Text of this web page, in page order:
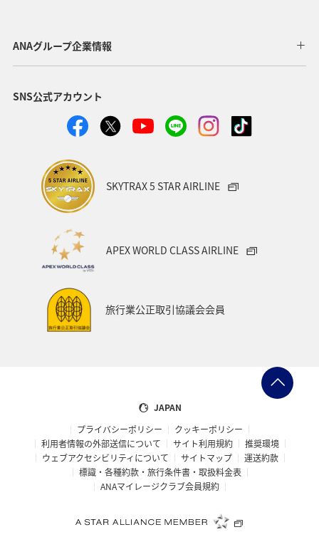
ANAグループ企業情報
SNS公式アカウント
SKYTRAX 5 STAR AIRLINE
APEX WORLD CLASS AIRLINE
旅行業公正取引協議会会員
JAPAN
プライバシーポリシー
クッキーポリシー
利用者情報の外部送信について
サイト利用規約
推奨環境
ウェブアクセシビリティについて
サイトマップ
運送約款
標識・各種約款・旅行条件書・取扱料金表
ANAマイレージクラブ会員規約